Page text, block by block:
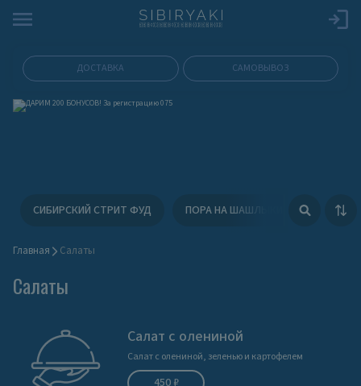
ДОСТАВКА САМОВЫВОЗ
СИБИРСКИЙ СТРИТ ФУД ПОРА НА ШАШЛЫКИ
Главная Cалаты
Cалаты
Салат с олениной
Салат с олениной, зеленью и картофелем
450 ₽